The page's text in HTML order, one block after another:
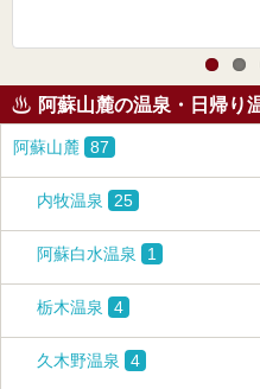
阿蘇山麓の温泉・日帰り
阿蘇山麓 87
内牧温泉 25
阿蘇白水温泉 1
栃木温泉 4
久木野温泉 4